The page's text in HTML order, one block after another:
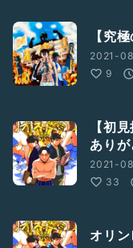
【究
2021-
9
【初
あり
2021-
33
オリ